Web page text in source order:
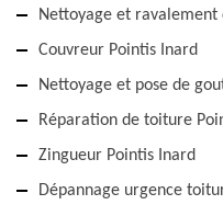
Nettoyage et ravalement
Couvreur Pointis Inard
Nettoyage et pose de
Réparation de toiture
Zingueur Pointis Inard
Dépannage urgence